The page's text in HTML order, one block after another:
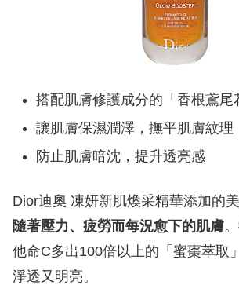
搭配肌膚修護成分的「香根鳶尾
讓肌膚保濕潤澤，撫平肌膚紋理
防止肌膚暗沈，提升透亮感
Dior迪奧 凍妍新肌煥采精華添加的
隨著壓力、疲勞而每況愈下的肌膚
他命C多出100倍以上的「蜜棗萃取
淨透又明亮。